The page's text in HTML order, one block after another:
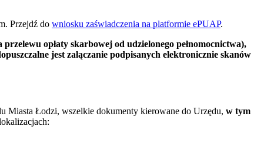
Przejdź do wniosku zaświadczenia na platformie ePUAP.
opłaty skarbowej od udzielonego pełnomocnictwa),
jest załączanie podpisanych elektronicznie skanów
Miasta Łodzi, wszelkie dokumenty kierowane do Urzędu, w tym